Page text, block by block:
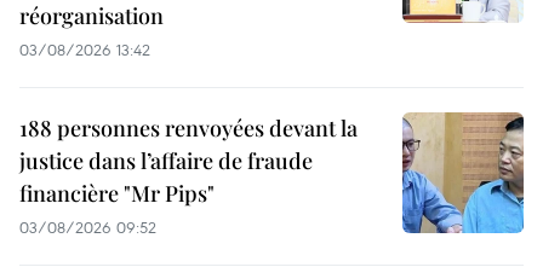
réorganisation
03/08/2026 13:42
188 personnes renvoyées devant la
justice dans l’affaire de fraude
financière "Mr Pips"
03/08/2026 09:52